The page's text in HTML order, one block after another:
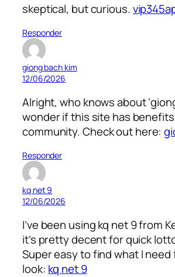
skeptical, but curious.
Responder
giong bach kim
12/06/2026
Alright, who knows about
wonder if this site has
community. Check out here:
Responder
kq net 9
12/06/2026
I’ve been using kq net 9 from
it’s pretty decent for quick
Super easy to find what I need
look: kq net 9